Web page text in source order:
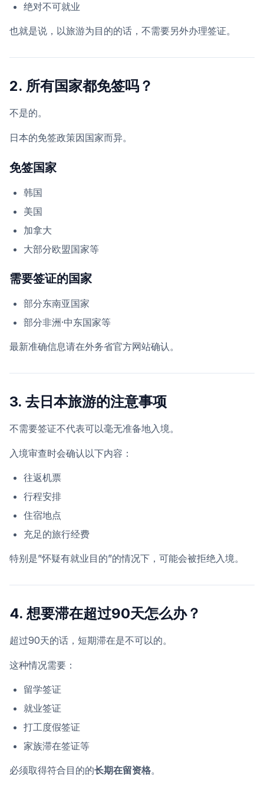
绝对不可就业
也就是说，以旅游为目的的话，不需要另外办理签证。
2. 所有国家都免签吗？
不是的。
日本的免签政策因国家而异。
免签国家
韩国
美国
加拿大
大部分欧盟国家等
需要签证的国家
部分东南亚国家
部分非洲·中东国家等
最新准确信息请在外务省官方网站确认。
3. 去日本旅游的注意事项
不需要签证不代表可以毫无准备地入境。
入境审查时会确认以下内容：
往返机票
行程安排
住宿地点
充足的旅行经费
特别是”怀疑有就业目的”的情况下，可能会被拒绝入境。
4. 想要滞在超过90天怎么办？
超过90天的话，短期滞在是不可以的。
这种情况需要：
留学签证
就业签证
打工度假签证
家族滞在签证等
必须取得符合目的的长期在留资格。